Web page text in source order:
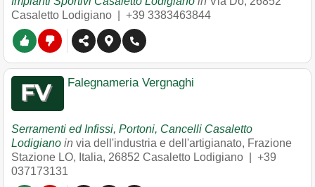
Casaletto Lodigiano
+39 3383463844
Falegnameria Vergnaghi
Serramenti ed Infissi, Portoni, Cancelli Casaletto
Lodigiano in via dell'industria e dell'artigianato, Frazione
Stazione LO, Italia, 26852 Casaletto Lodigiano
+39
037173131